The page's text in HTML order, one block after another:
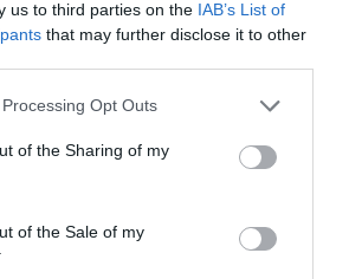
us to third parties on the IAB’s List of
that may further disclose it to other
Opt Outs
of the Sharing of my
of the Sale of my